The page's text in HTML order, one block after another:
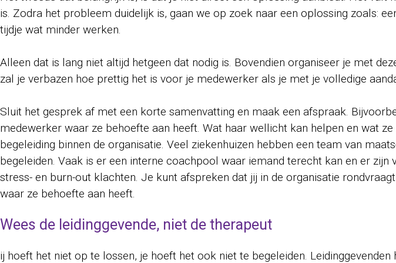
is. Zodra het probleem duidelijk is, gaan we op zoek naar een oplossing zoals:
tijdje wat minder werken.
Alleen dat is lang niet altijd hetgeen dat nodig is. Bovendien organiseer je met
zal je verbazen hoe prettig het is voor je medewerker als je met je volledige
Sluit het gesprek af met een korte samenvatting en maak een afspraak.
medewerker waar ze behoefte aan heeft. Wat haar wellicht kan helpen en wat
begeleiding binnen de organisatie. Veel ziekenhuizen hebben een team van
begeleiden. Vaak is er een interne coachpool waar iemand terecht kan en er
stress- en burn-out klachten. Je kunt afspreken dat jij in de organisatie
waar ze behoefte aan heeft.
Wees de leidinggevende, niet de therapeut
ij hoeft het niet op te lossen, je hoeft het ook niet te begeleiden.